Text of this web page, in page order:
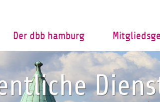
Der dbb hamburg